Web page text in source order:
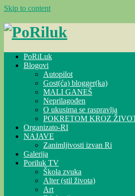
Skip to content
PoRiLuk
Blogovi
Autopilot
Gost(ća) blogger(ka)
MALI GANEŠ
Neprilagođen
O ukusima se raspravlja
POKRETOM KROZ
Organizato-RI
NAJAVE
Zanimljivosti izvan Ri
Galerija
Poriluk TV
Škola zvuka
Alter (stil života)
Art